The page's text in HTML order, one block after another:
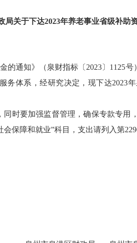
局关于下达2023年养老事业省级补助
通知》（泉财指标〔2023〕1125号）
务体系，经研究决定 ，现下达2023年
同时要加强监督管理，确保专款专
保障和就业”科目，支出请列入第